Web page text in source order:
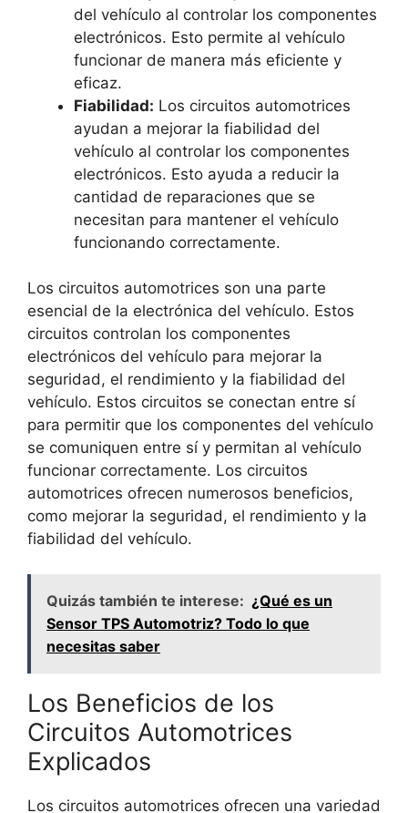
del vehículo al controlar los componentes
electrónicos. Esto permite al vehículo
funcionar de manera más eficiente y
eficaz.
Fiabilidad: Los circuitos automotrices
ayudan a mejorar la fiabilidad del
vehículo al controlar los componentes
electrónicos. Esto ayuda a reducir la
cantidad de reparaciones que se
necesitan para mantener el vehículo
funcionando correctamente.
Los circuitos automotrices son una parte
esencial de la electrónica del vehículo. Estos
circuitos controlan los componentes
electrónicos del vehículo para mejorar la
seguridad, el rendimiento y la fiabilidad del
vehículo. Estos circuitos se conectan entre sí
para permitir que los componentes del vehículo
se comuniquen entre sí y permitan al vehículo
funcionar correctamente. Los circuitos
automotrices ofrecen numerosos beneficios,
como mejorar la seguridad, el rendimiento y la
fiabilidad del vehículo.
Quizás también te interese: ¿Qué es un
Sensor TPS Automotriz? Todo lo que
necesitas saber
Los Beneficios de los
Circuitos Automotrices
Explicados
Los circuitos automotrices ofrecen una variedad